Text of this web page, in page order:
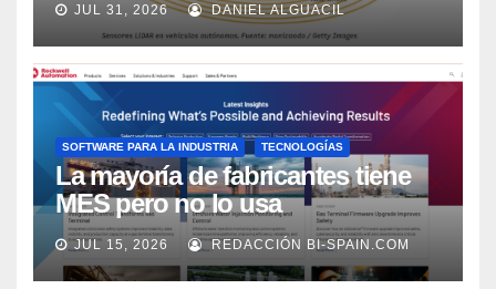
Market Watch
JUL 31, 2026 DANIEL ALGUACIL
SOFTWARE PARA LA INDUSTRIA TECNOLOGÍAS
La mayoría de fabricantes tiene
MES pero no lo usa
adecuadamente, según Rockwell
Automation
JUL 15, 2026 REDACCIÓN BI-SPAIN.COM